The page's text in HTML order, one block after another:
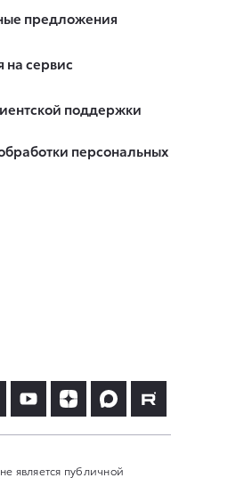
предложения
на сервис
поддержки
персональных
является публичной